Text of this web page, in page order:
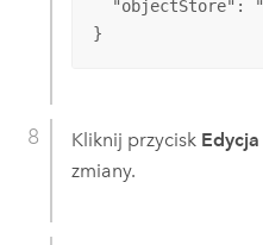
"objectStore":
}
Kliknij przycisk
zmiany.